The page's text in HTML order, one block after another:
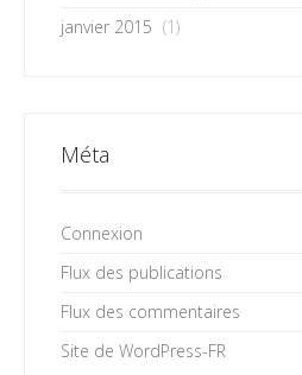
janvier 2015 (1)
Méta
Connexion
Flux des publications
Flux des commentaires
Site de WordPress-FR